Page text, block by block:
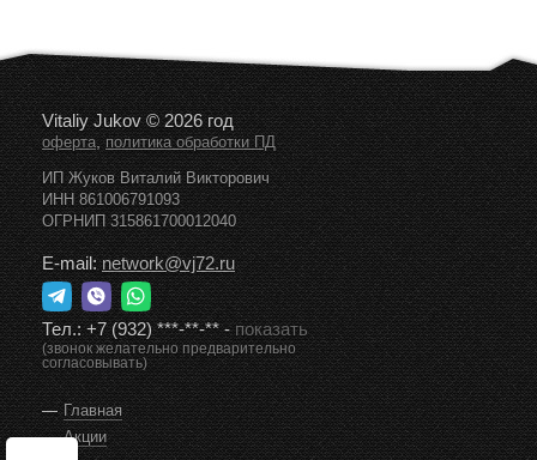
Vitaliy Jukov © 2026 год
оферта,политика обработки ПД
ИП Жуков Виталий Викторович
ИНН 861006791093
ОГРНИП 315861700012040
E-mail:network@vj72.ru
Тел.:+7 (932) ***-**-**-показать
(звонок желательно предварительно
согласовывать)
Главная
Акции